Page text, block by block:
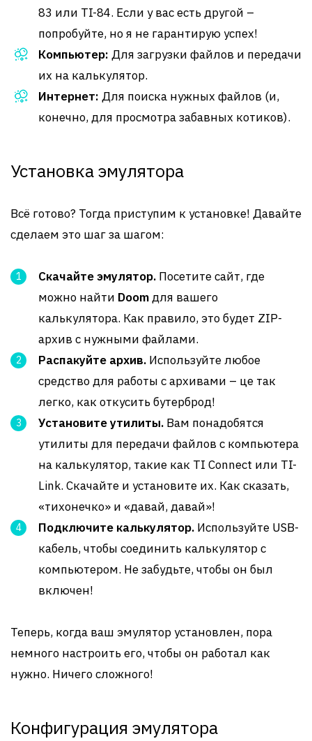
83 или TI-84. Если у вас есть другой –
попробуйте, но я не гарантирую успех!
Компьютер: Для загрузки файлов и передачи
их на калькулятор.
Интернет: Для поиска нужных файлов (и,
конечно, для просмотра забавных котиков).
Установка эмулятора
Всё готово? Тогда приступим к установке! Давайте
сделаем это шаг за шагом:
Скачайте эмулятор. Посетите сайт, где
можно найти Doomдля вашего
калькулятора. Как правило, это будет ZIP-
архив с нужными файлами.
Распакуйте архив. Используйте любое
средство для работы с архивами – це так
легко, как откусить бутерброд!
Установите утилиты. Вам понадобятся
утилиты для передачи файлов с компьютера
на калькулятор, такие как TI Connect или TI-
Link. Скачайте и установите их. Как сказать,
«тихонечко» и «давай, давай»!
Подключите калькулятор. Используйте USB-
кабель, чтобы соединить калькулятор с
компьютером. Не забудьте, чтобы он был
включен!
Теперь, когда ваш эмулятор установлен, пора
немного настроить его, чтобы он работал как
нужно. Ничего сложного!
Конфигурация эмулятора